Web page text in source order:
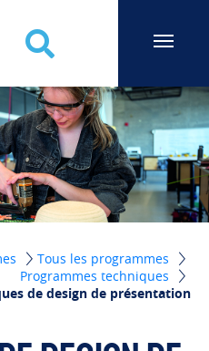
Tous les programmes
Programmes techniques
de design de présentation